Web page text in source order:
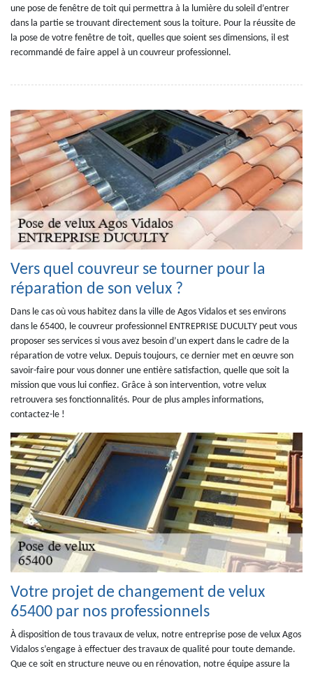
une pose de fenêtre de toit qui permettra à la lumière du soleil d’entrer
dans la partie se trouvant directement sous la toiture. Pour la réussite de
la pose de votre fenêtre de toit, quelles que soient ses dimensions, il est
recommandé de faire appel à un couvreur professionnel.
Vers quel couvreur se tourner pour la
réparation de son velux ?
Dans le cas où vous habitez dans la ville de Agos Vidalos et ses environs
dans le 65400, le couvreur professionnel ENTREPRISE DUCULTY peut vous
proposer ses services si vous avez besoin d’un expert dans le cadre de la
réparation de votre velux. Depuis toujours, ce dernier met en œuvre son
savoir-faire pour vous donner une entière satisfaction, quelle que soit la
mission que vous lui confiez. Grâce à son intervention, votre velux
retrouvera ses fonctionnalités. Pour de plus amples informations,
contactez-le !
Votre projet de changement de velux
65400 par nos professionnels
À disposition de tous travaux de velux, notre entreprise pose de velux Agos
Vidalos s’engage à effectuer des travaux de qualité pour toute demande.
Que ce soit en structure neuve ou en rénovation, notre équipe assure la